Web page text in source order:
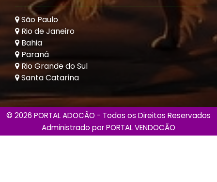
São Paulo
Rio de Janeiro
Bahia
Paraná
Rio Grande do Sul
Santa Catarina
© 2026 PORTAL ADOCÃO - Todos os Direitos Reservados
Administrado porPORTAL VENDOCÃO